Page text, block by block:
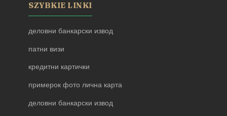
SZYBKIE LINKI
деловни банкарски извод
патни визи
кредитни картички
примерок фото лична карта
деловни банкарски извод